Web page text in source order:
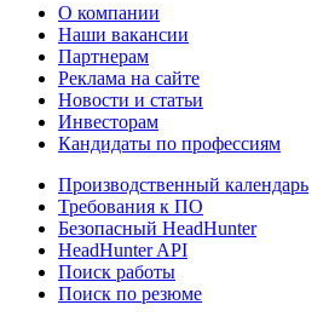
О компании
Наши вакансии
Партнерам
Реклама на сайте
Новости и статьи
Инвесторам
Кандидаты по профессиям
Производственный календарь
Требования к ПО
Безопасный HeadHunter
HeadHunter API
Поиск работы
Поиск по резюме